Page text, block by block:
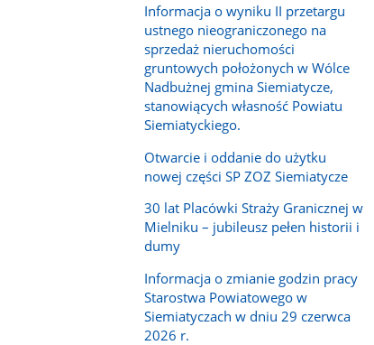
Informacja o wyniku II przetargu
ustnego nieograniczonego na
sprzedaż nieruchomości
gruntowych położonych w Wólce
Nadbużnej gmina Siemiatycze,
stanowiących własność Powiatu
Siemiatyckiego.
Otwarcie i oddanie do użytku
nowej części SP ZOZ Siemiatycze
30 lat Placówki Straży Granicznej w
Mielniku – jubileusz pełen historii i
dumy
Informacja o zmianie godzin pracy
Starostwa Powiatowego w
Siemiatyczach w dniu 29 czerwca
2026 r.